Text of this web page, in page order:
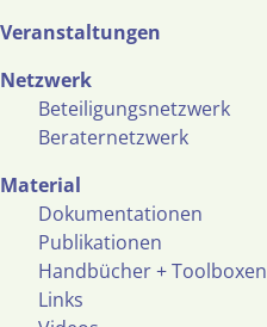
Veranstaltungen
Netzwerk
Beteiligungsnetzwerk
Beraternetzwerk
Material
Dokumentationen
Publikationen
Handbücher + Toolboxen
Links